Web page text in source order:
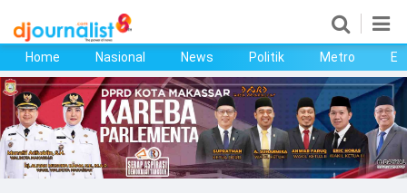
Home
Nasional
News
Home Nasional News Politik Metro